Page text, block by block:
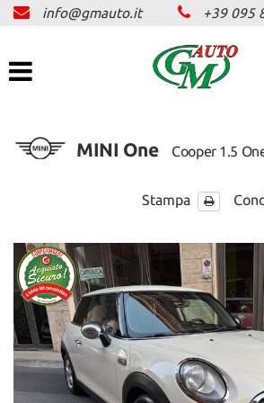
HOME
AZIENDA
OFFERTE LAMPO
NEWS E PROMO
CONTATTI
info@gmauto.it +39 095
MINI One Cooper 1.5
Stampa
preferenze
di
Il
seguente
esprimere
le
tue
preferenze
di
consenso
alle
tecnologie
di